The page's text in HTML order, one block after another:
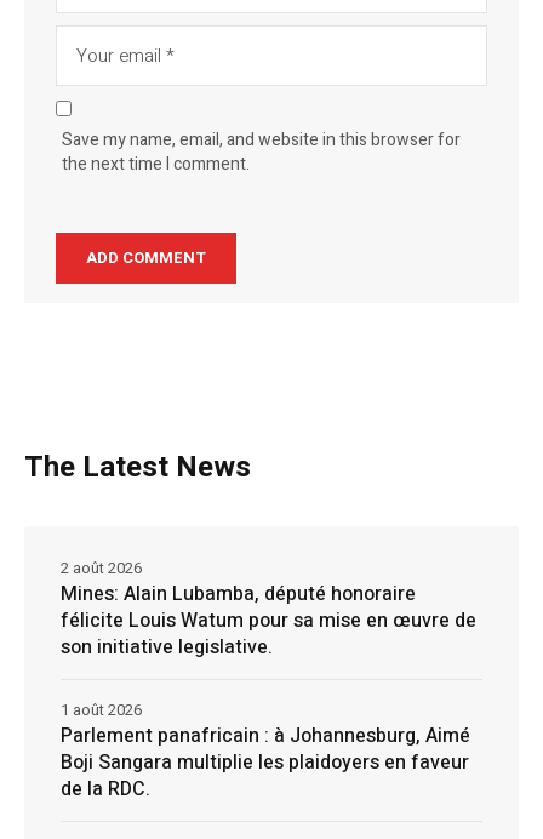
Save my name, email, and website in this browser for
the next time I comment.
The Latest News
Mines: Alain Lubamba, député honoraire
félicite Louis Watum pour sa mise en œuvre de
son initiative legislative.
2 août 2026
Parlement panafricain : à Johannesburg, Aimé
Boji Sangara multiplie les plaidoyers en faveur
de la RDC.
1 août 2026